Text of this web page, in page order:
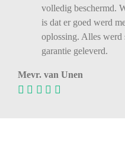
volledig beschermd.
is dat er goed werd
oplossing. Alles werd
garantie geleverd.
Mevr. van Unen